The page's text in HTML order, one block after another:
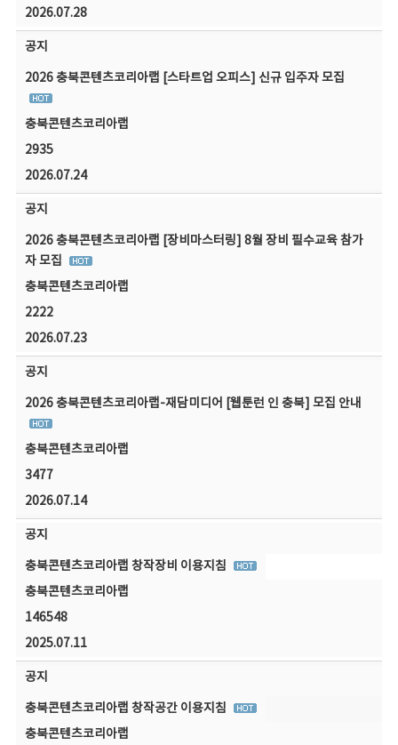
2026.07.28
공지
2026 충북콘텐츠코리아랩 [스타트업 오피스] 신규 입주자 모집
충북콘텐츠코리아랩
2935
2026.07.24
공지
2026 충북콘텐츠코리아랩 [장비마스터링] 8월 장비 필수교육 참가
자 모집
충북콘텐츠코리아랩
2222
2026.07.23
공지
2026 충북콘텐츠코리아랩-재담미디어 [웹툰런 인 충북] 모집 안내
충북콘텐츠코리아랩
3477
2026.07.14
공지
충북콘텐츠코리아랩 창작장비 이용지침
충북콘텐츠코리아랩
146548
2025.07.11
공지
충북콘텐츠코리아랩 창작공간 이용지침
충북콘텐츠코리아랩